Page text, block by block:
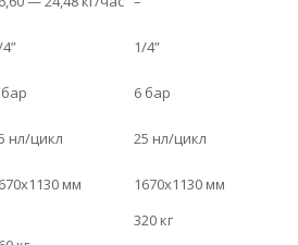
1/4”
6 бар
нл/цикл
25 нл/цикл
мм
1670х1130 мм
320 кг